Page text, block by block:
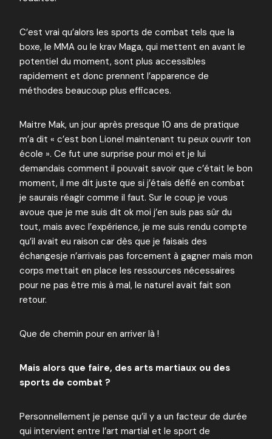
C’est vrai qu’alors les sports de combat tels que la
boxe, le MMA ou le krav Maga, qui mettent en avant le
potentiel du moment, sont plus accessibles
rapidement et donc prennent l’apparence de
méthodes beaucoup plus efficaces.
Maitre Mak, un jour après presque 10 ans de pratique
m’a dit « c’est bon Lionel maintenant tu peux ouvrir ton
école ». Ce fut une surprise pour moi et je lui
demandais comment il pouvait savoir que c’était le bon
moment, il me dit juste que si j’étais défié en combat
je saurais réagir comme il faut. Sur le coup je vous
avoue que je me suis dit ok moi j’en suis pas sûr du
tout, mais avec l’expérience, je me suis rendu compte
qu’il avait eu raison car dès que je faisais des
échangesje n’arrivais pas forcement à gagner mais mon
corps mettait en place les ressources nécessaires
pour ne pas être mis à mal, le naturel avait fait son
retour.
Que de chemin pour en arriver là !
Mais alors que faire, des arts martiaux ou des
sports de combat ?
Personnellement je pense qu’il y a un facteur de durée
qui intervient entre l’art martial et le sport de